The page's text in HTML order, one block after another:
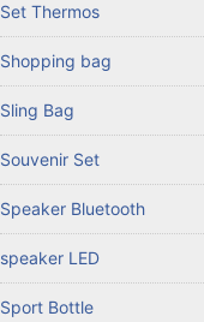
Set Thermos
Shopping bag
Sling Bag
Souvenir Set
Speaker Bluetooth
speaker LED
Sport Bottle